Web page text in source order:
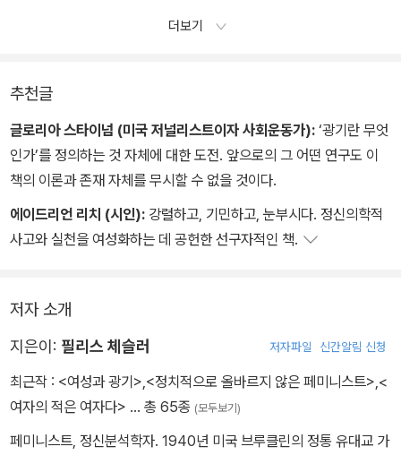
내가 말하고 싶은 것은 페미니즘에 가장 공감하는 남성 전문가들조
더보기
추천글
글로리아 스타이넘 (미국 저널리스트이자 사회운동가): ‘광기란 무엇
인가’를 정의하는 것 자체에 대한 도전. 앞으로의 그 어떤 연구도 이
책의 이론과 존재 자체를 무시할 수 없을 것이다.
에이드리언 리치 (시인): 강렬하고, 기민하고, 눈부시다. 정신의학적
사고와 실천을 여성화하는 데 공헌한 선구자적인 책.
저자 소개
지은이: 필리스 체슬러 저자파일 신간알림 신청
최근작 : <여성과 광기> <정치적으로 올바르지 않은 페미니스트> <
여자의 적은 여자다> … 총 65종 (모두보기)
페미니스트, 정신분석학자. 1940년 미국 브루클린의 정통 유대교 가